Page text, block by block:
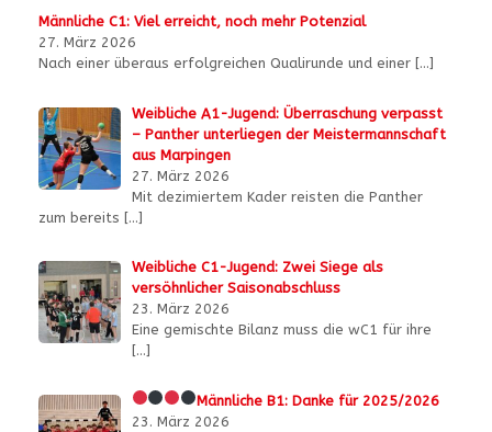
Männliche C1: Viel erreicht, noch mehr Potenzial
27. März 2026
Nach einer überaus erfolgreichen Qualirunde und einer […]
Weibliche A1-Jugend: Überraschung verpasst
– Panther unterliegen der Meistermannschaft
aus Marpingen
27. März 2026
Mit dezimiertem Kader reisten die Panther
zum bereits […]
Weibliche C1-Jugend: Zwei Siege als
versöhnlicher Saisonabschluss
23. März 2026
Eine gemischte Bilanz muss die wC1 für ihre
[…]
Männliche B1: Danke für 2025/2026
23. März 2026